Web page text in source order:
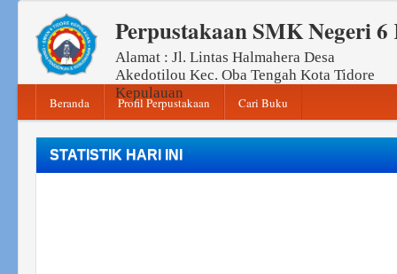
Perpustakaan SMK Negeri
Alamat : Jl. Lintas Halmahera Desa
Akedotilou Kec. Oba Tengah Kota Tidore
Kepulauan
Beranda Profil Perpustakaan Cari Buku
STATISTIK HARI INI